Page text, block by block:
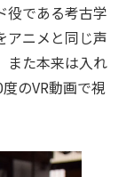
役である考古学
アニメと同じ声
また本来は入れ
のVR動画で視